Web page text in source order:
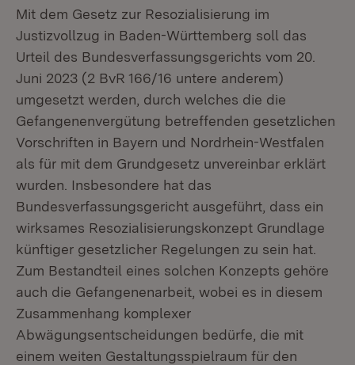
Mit dem Gesetz zur Resozialisierung im
Justizvollzug in Baden-Württemberg soll das
Urteil des Bundesverfassungsgerichts vom 20.
Juni 2023 (2 BvR 166/16 untere anderem)
umgesetzt werden, durch welches die die
Gefangenenvergütung betreffenden gesetzlichen
Vorschriften in Bayern und Nordrhein-Westfalen
als für mit dem Grundgesetz unvereinbar erklärt
wurden. Insbesondere hat das
Bundesverfassungsgericht ausgeführt, dass ein
wirksames Resozialisierungskonzept Grundlage
künftiger gesetzlicher Regelungen zu sein hat.
Zum Bestandteil eines solchen Konzepts gehöre
auch die Gefangenenarbeit, wobei es in diesem
Zusammenhang komplexer
Abwägungsentscheidungen bedürfe, die mit
einem weiten Gestaltungsspielraum für den